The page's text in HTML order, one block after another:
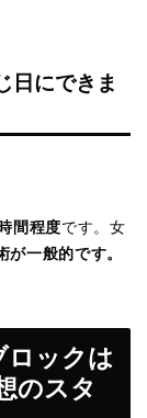
日にできま
間程度です。女
が一般的です。
ロックは
のスタ